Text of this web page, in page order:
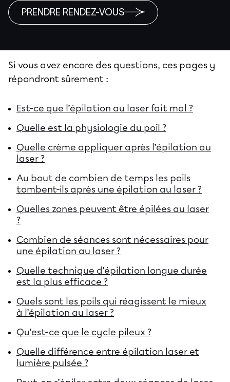
PRENDRE RENDEZ-VOUS
Si vous avez encore des questions, ces pages y
répondront sûrement :
Est-ce que l’épilation au laser fait mal ?
Quelle est la physiologie du poil ?
Quelle crème appliquer après l’épilation au
laser ?
Au bout de combien de temps les poils
tombent-ils après une épilation au laser ?
Quelles zones peuvent être épilées au laser
?
Combien de séances sont nécessaires pour
une épilation au laser ?
Quelle technique d'épilation longue durée
est la plus efficace ?
Quels sont les poils qui réagissent le mieux
à l’épilation au laser ?
Qu’est-ce que le cycle pileux ?
Quelle différence entre épilation laser et
lumière pulsée ?